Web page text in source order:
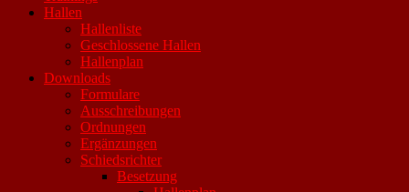
Hallen
Hallenliste
Geschlossene Hallen
Hallenplan
Downloads
Formulare
Ausschreibungen
Ordnungen
Ergänzungen
Schiedsrichter
Besetzung